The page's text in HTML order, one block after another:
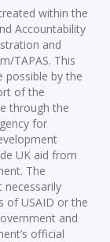
within the
Accountability
and
TAPAS. This
possible by the
of the
through the
for
UK aid from
The
of USAID or the
and
official